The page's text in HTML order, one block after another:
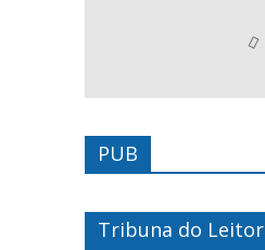
PUB
Tribuna do Leitor